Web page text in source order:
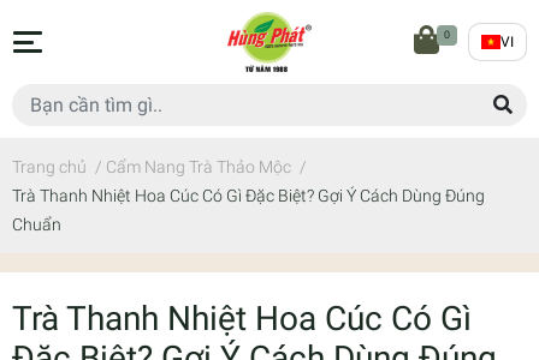
0 VI
Trang chủ / Cẩm Nang Trà Thảo Mộc /
Trà Thanh Nhiệt Hoa Cúc Có Gì Đặc Biệt? Gợi Ý Cách Dùng Đúng
Chuẩn
Trà Thanh Nhiệt Hoa Cúc Có Gì